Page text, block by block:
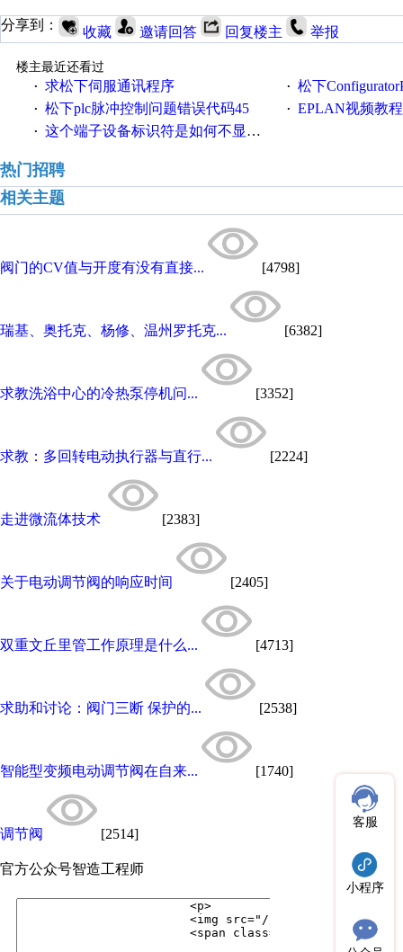
分享到： 收藏 邀请回答 回复楼主 举报
楼主最近还看过
· 求松下伺服通讯程序 · 松下
· 松下plc脉冲控制问题错误代码45 · EPLAN视频教程
· 这个端子设备标识符是如何不显示的
热门招聘
相关主题
阀门的CV值与开度有没有直接... [4798]
瑞基、奥托克、杨修、温州罗托克... [6382]
求教洗浴中心的冷热泵停机问... [3352]
求教：多回转电动执行器与直行... [2224]
走进微流体技术 [2383]
关于电动调节阀的响应时间 [2405]
双重文丘里管工作原理是什么... [4713]
求助和讨论：阀门三断 保护的... [2538]
智能型变频电动调节阀在自来... [1740]
调节阀 [2514]
官方公众号智造工程师
客服
小程序